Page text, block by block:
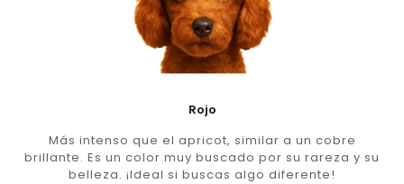
Rojo
Más intenso que el apricot, similar a un cobre
brillante. Es un color muy buscado por su rareza y su
belleza. ¡Ideal si buscas algo diferente!